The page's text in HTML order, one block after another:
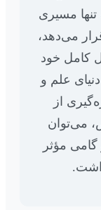
مسیری
می‌دهد،
کامل خود
علم و
از
می‌توان
مؤثر